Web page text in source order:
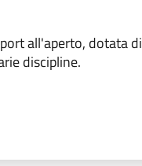
all'aperto, dotata di
discipline.